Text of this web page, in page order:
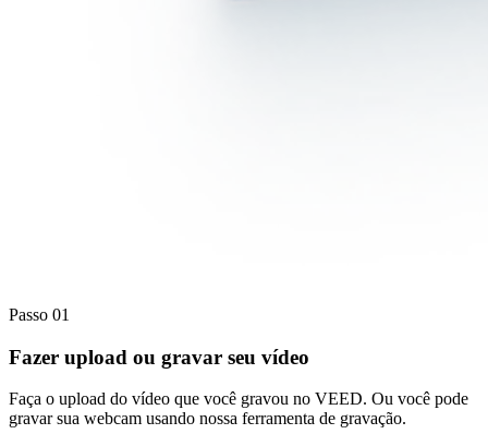
Passo 01
Fazer upload ou gravar seu vídeo
Faça o upload do vídeo que você gravou no VEED. Ou você pode
gravar sua webcam usando nossa ferramenta de gravação.